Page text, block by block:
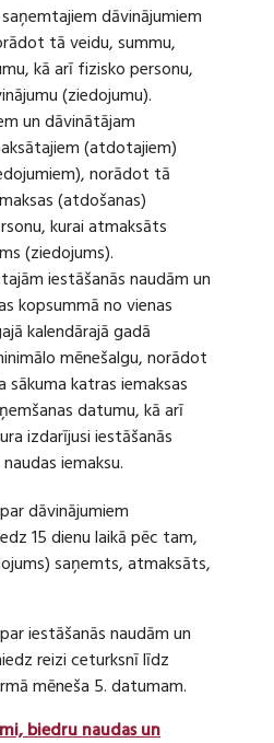
dāvinājumiem
tā veidu, summu,
kā arī fizisko personu,
(ziedojumu).
un dāvinātājam
(atdotajiem)
norādot tā
(atdošanas)
kurai atmaksāts
(ziedojums).
iestāšanās naudām un
kopsummā no vienas
kalendārajā gadā
mēnešalgu, norādot
sākuma katras iemaksas
datumu, kā arī
izdarījusi iestāšanās
iemaksu.
dāvinājumiem
15 dienu laikā pēc tam,
saņemts, atmaksāts,
iestāšanās naudām un
reizi ceturksnī līdz
mēneša 5. datumam.
biedru naudas un